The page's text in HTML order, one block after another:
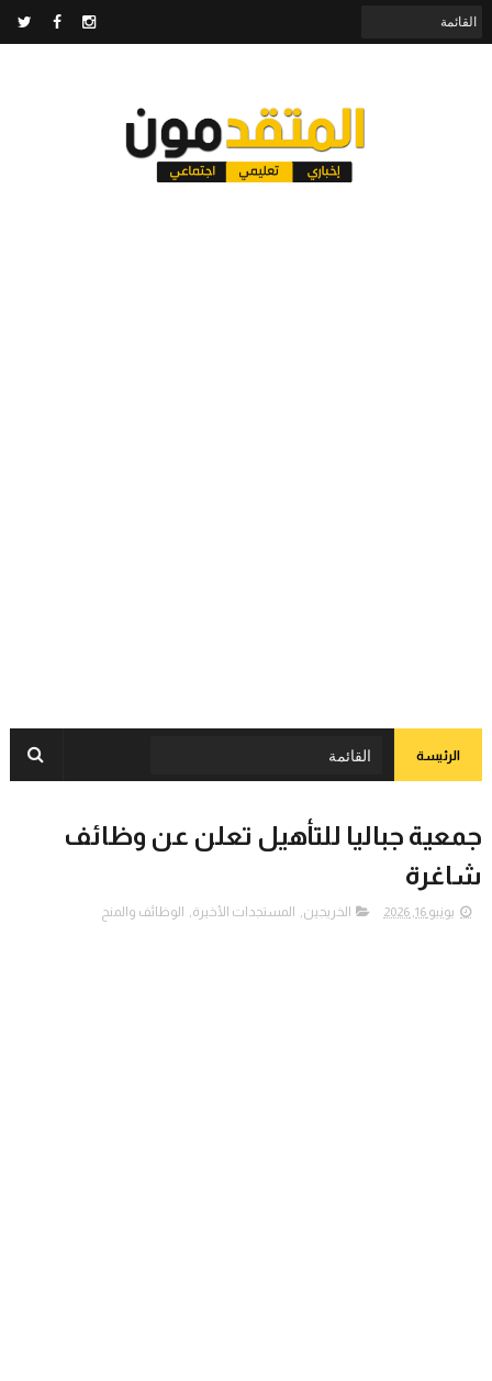
الرئيسة
جمعية جباليا للتأهيل تعلن عن وظائف
شاغرة
يونيو 16, 2026 الخريجين, المستجدات الأخيرة, الوظائف والمنح